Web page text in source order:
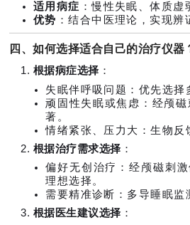
适用病症 ：慢性失眠、体质虚
优势 ：结合中医理论，实现辨
四、如何选择适合自己的治疗仪器
根据病症选择 ：
失眠伴呼吸问题：优先选择
顽固性失眠或焦虑：经颅
著。
情绪紧张、压力大：生物反
根据治疗需求选择 ：
偏好无创治疗：经颅磁刺
理想选择。
需要精准诊断：多导睡眠监
根据医生建议选择 ：